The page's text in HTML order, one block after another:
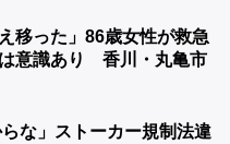
移った」86歳女性が救急
意識あり 香川・丸亀市
らな」ストーカー規制法違